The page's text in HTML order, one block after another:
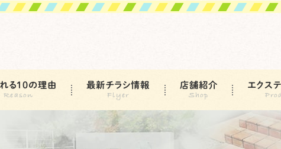
る10の理由 最新チラシ情報 店舗紹介 エクス